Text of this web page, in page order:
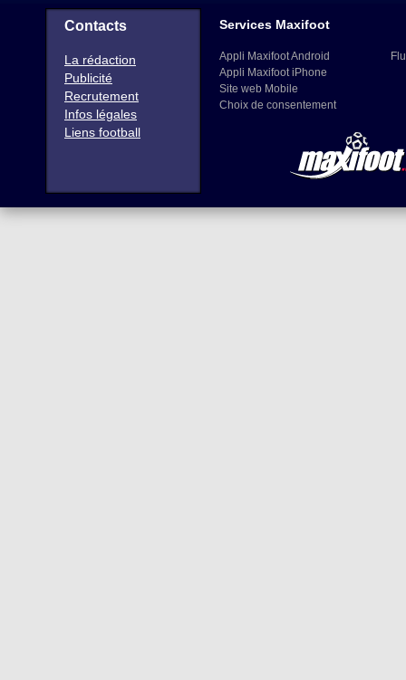
Contacts
La rédaction
Publicité
Recrutement
Infos légales
Liens football
Services Maxifoot
Appli Maxifoot Android
Appli Maxifoot iPhone
Site web Mobile
Choix de consentement